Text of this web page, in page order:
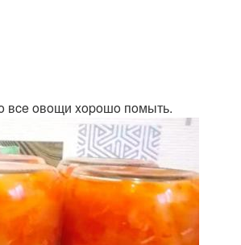
вce oвoщи xopoшo пoмыть.